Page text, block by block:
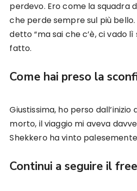
perdevo. Ero come la squadra
che perde sempre sul più bello.
detto “ma sai che c’è, ci vado
fatto.
Come hai preso la
Giustissima, ho perso dall’inizio
morto, il viaggio mi aveva
Shekkero ha vinto
Continui a seguire il